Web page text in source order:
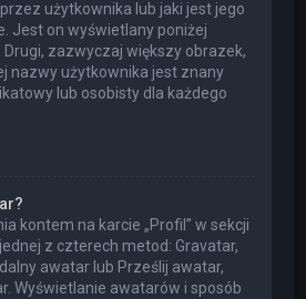
użytkownika lub jaki jest jego
Jest on wyświetlany poniżej
zazwyczaj większy obrazek,
nazwy użytkownika jest znany
lub osobisty dla każdego
kontem na karcie „Profil” w sekcji
z czterech metod: Gravatar,
awatar lub Prześlij awatar,
Wyświetlanie awatarów i sposób